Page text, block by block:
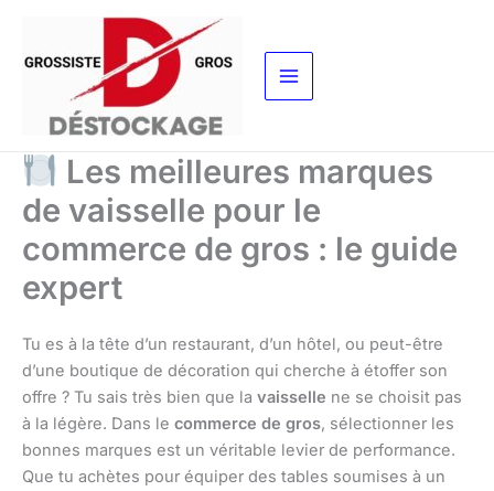
contenu
Les meilleures marques
de vaisselle pour le
commerce de gros : le guide
expert
Tu es à la tête d’un restaurant, d’un hôtel, ou peut-être
d’une boutique de décoration qui cherche à étoffer son
offre ? Tu sais très bien que la vaisselle ne se choisit pas
à la légère. Dans le commerce de gros, sélectionner les
bonnes marques est un véritable levier de performance.
Que tu achètes pour équiper des tables soumises à un